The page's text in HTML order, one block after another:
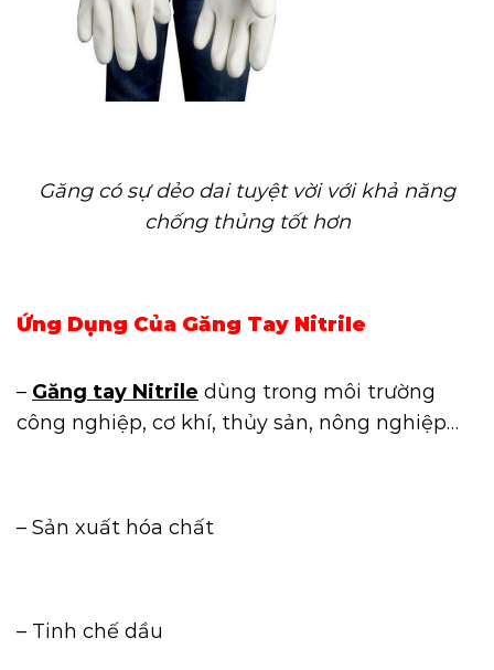
Găng có sự dẻo dai tuyệt vời với khả năng
chống thủng tốt hơn
Ứng Dụng Của Găng Tay Nitrile
– Găng tay Nitrile dùng trong môi trường
công nghiệp, cơ khí, thủy sản, nông nghiệp…
– Sản xuất hóa chất
– Tinh chế dầu